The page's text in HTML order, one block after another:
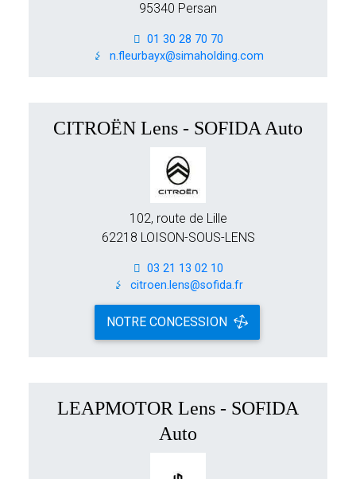
95340 Persan
01 30 28 70 70
n.fleurbayx@simaholding.com
CITROËN Lens - SOFIDA Auto
102, route de Lille
62218 LOISON-SOUS-LENS
03 21 13 02 10
citroen.lens@sofida.fr
NOTRE CONCESSION
LEAPMOTOR Lens - SOFIDA
Auto